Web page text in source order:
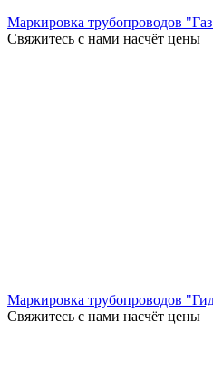
Маркировка трубопроводов
Свяжитесь с нами насчёт цены
Маркировка трубопроводов
Свяжитесь с нами насчёт цены